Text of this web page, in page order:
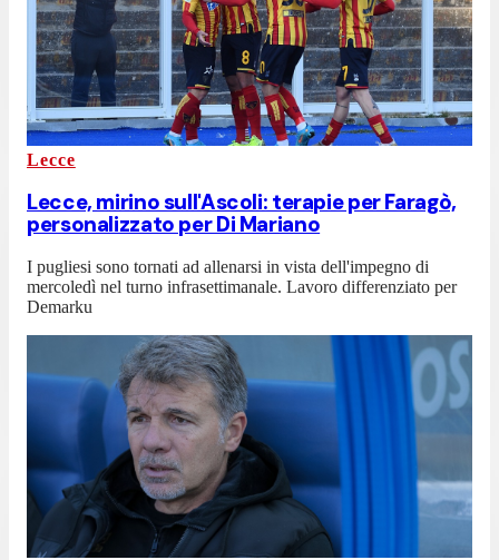
Lecce
Lecce, mirino sull'Ascoli: terapie per Faragò,
personalizzato per Di Mariano
I pugliesi sono tornati ad allenarsi in vista dell'impegno di
mercoledì nel turno infrasettimanale. Lavoro differenziato per
Demarku